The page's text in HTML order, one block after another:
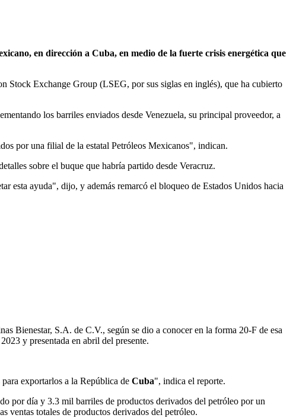
en dirección a Cuba, en medio de la fuerte crisis energética que
Stock Exchange Group (LSEG, por sus siglas en inglés), que ha cubierto
los barriles enviados desde Venezuela, su principal proveedor, a
por una filial de la estatal Petróleos Mexicanos", indican.
sobre el buque que habría partido desde Veracruz.
esta ayuda", dijo, y además remarcó el bloqueo de Estados Unidos hacia
Bienestar, S.A. de C.V., según se dio a conocer en la forma 20-F de esa
y presentada en abril del presente.
exportarlos a la República de Cuba", indica el reporte.
por día y 3.3 mil barriles de productos derivados del petróleo por un
ventas totales de productos derivados del petróleo.